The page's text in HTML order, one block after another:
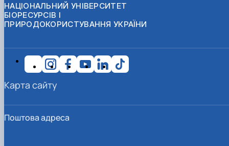
НАЦІОНАЛЬНИЙ УНІВЕРСИТЕТ
БІОРЕСУРСІВ І
ПРИРОДОКОРИСТУВАННЯ УКРАЇНИ
Поштова адреса
Карта сайту